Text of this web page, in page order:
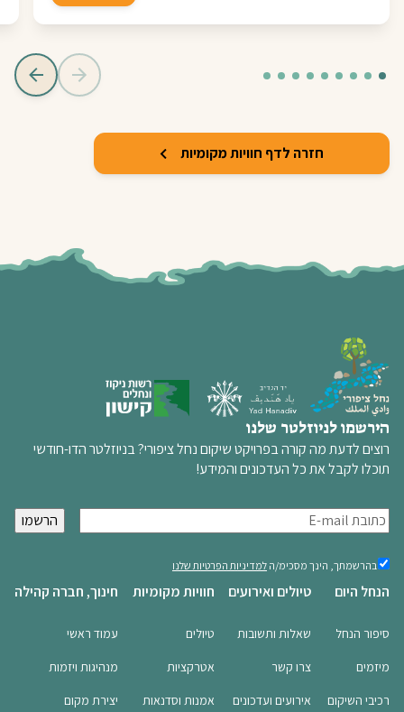
חזרה לדף חוויות מקומיות
הירשמו לניוזלטר שלנו
רוצים לדעת מה קורה בפרויקט שיקום נחל ציפורי? בניוזלטר הדו-חודשי
תוכלו לקבל את כל העדכונים והמידע!
א
י
מ
ח
בהרשמתך,
מסכימ/ה
שלנו(חובה)
בהרשמתך, הינך מסכימ/ה למדיניות הפרטיות שלנו
הנחל היום
סיפור הנחל
מיזמים
רכיבי השיקום
טיולים ואירועים
שאלות ותשובות
צרו קשר
אירועים ועדכונים
חוויות מקומיות
טיולים
אטרקציות
אמנות וסדנאות
חינוך, חברה קהילה
עמוד ראשי
מנהיגות ויזמות
יצירת מקום